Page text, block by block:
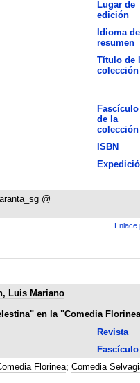
Lugar de
edición
Idioma
resumen
Título de
colección
Fascículo
de la
colección
ISBN
@
Enlace
Luis Mariano
en la "Comedia
Revista
Fascículo
Florinea; Comedia